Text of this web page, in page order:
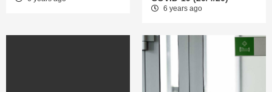
6 years ago